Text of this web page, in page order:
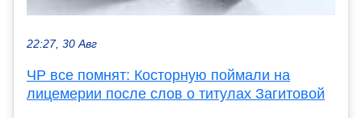
22:27, 30 Авг
ЧР все помнят: Косторную поймали на
лицемерии после слов о титулах Загитовой